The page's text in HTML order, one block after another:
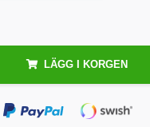
LÄGG I KORGEN